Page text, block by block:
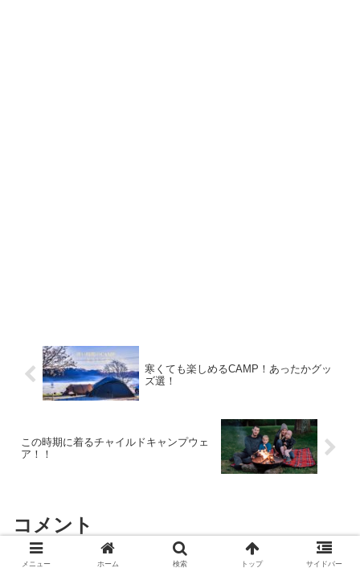
寒くても楽しめるCAMP！あったかグッ
ズ選！
この時期に着るチャイルドキャンプウェ
ア！！
コメント
メニュー ホーム 検索 トップ サイドバー